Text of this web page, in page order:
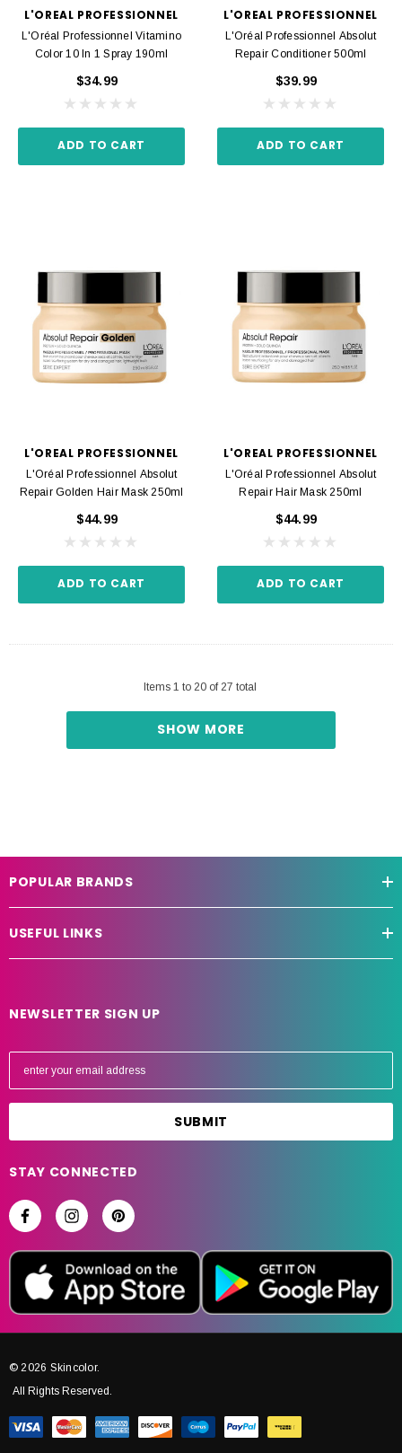
L'OREAL PROFESSIONNEL
L'Oréal Professionnel Vitamino
Color 10 In 1 Spray 190ml
$34.99
ADD TO CART
L'OREAL PROFESSIONNEL
L'Oréal Professionnel Absolut
Repair Conditioner 500ml
$39.99
ADD TO CART
L'OREAL PROFESSIONNEL
L'Oréal Professionnel Absolut
Repair Golden Hair Mask 250ml
$44.99
ADD TO CART
L'OREAL PROFESSIONNEL
L'Oréal Professionnel Absolut
Repair Hair Mask 250ml
$44.99
ADD TO CART
Items 1 to 20of 27 total
SHOW MORE
POPULAR BRANDS
USEFUL LINKS
NEWSLETTER SIGN UP
E
l
d
r
e
STAY CONNECTED
© 2026 Skincolor.
All Rights Reserved.